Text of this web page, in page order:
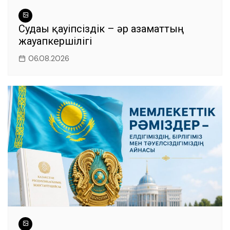
Судағы қауіпсіздік – әр азаматтың
жауапкершілігі
06.08.2026